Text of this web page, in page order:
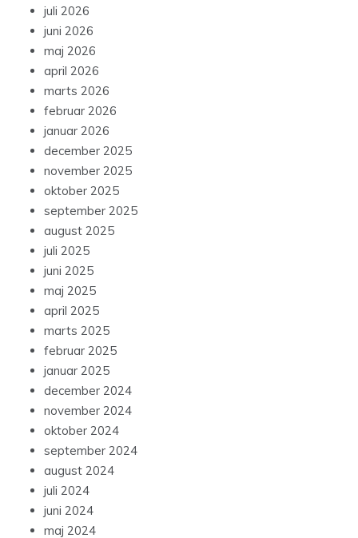
juli 2026
juni 2026
maj 2026
april 2026
marts 2026
februar 2026
januar 2026
december 2025
november 2025
oktober 2025
september 2025
august 2025
juli 2025
juni 2025
maj 2025
april 2025
marts 2025
februar 2025
januar 2025
december 2024
november 2024
oktober 2024
september 2024
august 2024
juli 2024
juni 2024
maj 2024